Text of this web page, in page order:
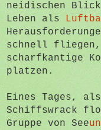
neidischen
Leben als
schnell fliegen,
scharfkantige
platzen.
Eines Tages,
Schiffswrack
Gruppe von See